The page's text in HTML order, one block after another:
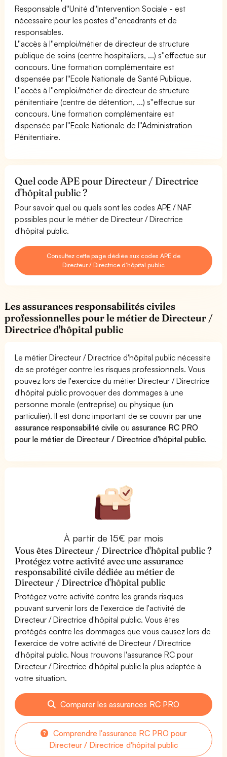
Responsable d''Unité d''Intervention Sociale - est
nécessaire pour les postes d''encadrants et de
responsables.
L''accès à l''emploi/métier de directeur de structure
publique de soins (centre hospitaliers, ...) s''effectue sur
concours. Une formation complémentaire est
dispensée par l''Ecole Nationale de Santé Publique.
L''accès à l''emploi/métier de directeur de structure
pénitentiaire (centre de détention, ...) s''effectue sur
concours. Une formation complémentaire est
dispensée par l''Ecole Nationale de l''Administration
Pénitentiaire.
Quel code APE pour Directeur / Directrice
d'hôpital public ?
Pour savoir quel ou quels sont les codes APE / NAF
possibles pour le métier de Directeur / Directrice
d'hôpital public.
Consultez cette page dédiée aux codes APE de
Directeur / Directrice d'hôpital public
Les assurances responsabilités civiles
professionnelles pour le métier de Directeur /
Directrice d'hôpital public
Le métier Directeur / Directrice d'hôpital public nécessite
de se protéger contre les risques professionnels. Vous
pouvez lors de l'exercice du métier Directeur / Directrice
d'hôpital public provoquer des dommages à une
personne morale (entreprise) ou physique (un
particulier). Il est donc important de se couvrir par une
assurance responsabilité civile ouassurance RC PRO
pour le métier de Directeur / Directrice d'hôpital public.
À partir de 15€ par mois
Vous êtes Directeur / Directrice d'hôpital public ?
Protégez votre activité avec une assurance
responsabilité civile dédiée au métier de
Directeur / Directrice d'hôpital public
Protégez votre activité contre les grands risques
pouvant survenir lors de l'exercice de l'activité de
Directeur / Directrice d'hôpital public. Vous êtes
protégés contre les dommages que vous causez lors de
l'exercice de votre activité de Directeur / Directrice
d'hôpital public. Nous trouvons l'assurance RC pour
Directeur / Directrice d'hôpital public la plus adaptée à
votre situation.
Comparer les assurances RC PRO
Comprendre l'assurance RC PRO pour
Directeur / Directrice d'hôpital public